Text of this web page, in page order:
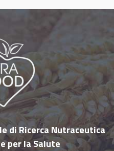
ed una dieta
accorgimenti e
garantire la
sanitari) degli
Food & Wine Festival”
e far degustare
tradizione
di Pisa”, con
ed…
di Ricerca Nutraceutica
per la Salute